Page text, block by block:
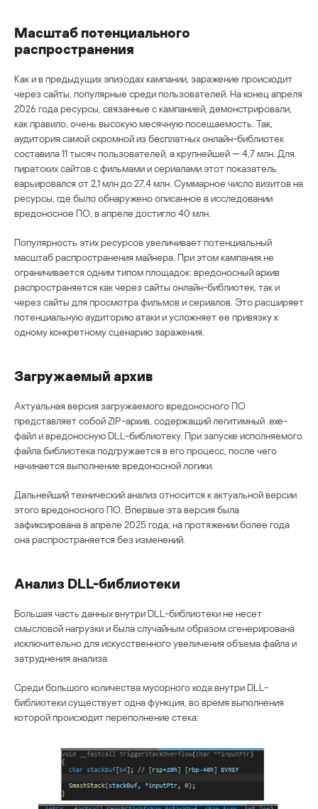
Масштаб потенциального
распространения
Как и в предыдущих эпизодах кампании, заражение происходит
через сайты, популярные среди пользователей. На конец апреля
2026 года ресурсы, связанные с кампанией, демонстрировали,
как правило, очень высокую месячную посещаемость. Так,
аудитория самой скромной из бесплатных онлайн-библиотек
составила 11 тысяч пользователей, а крупнейшей — 4,7 млн. Для
пиратских сайтов с фильмами и сериалами этот показатель
варьировался от 2,1 млн до 27,4 млн. Суммарное число визитов на
ресурсы, где было обнаружено описанное в исследовании
вредоносное ПО, в апреле достигло 40 млн.
Популярность этих ресурсов увеличивает потенциальный
масштаб распространения майнера. При этом кампания не
ограничивается одним типом площадок: вредоносный архив
распространяется как через сайты онлайн-библиотек, так и
через сайты для просмотра фильмов и сериалов. Это расширяет
потенциальную аудиторию атаки и усложняет ее привязку к
одному конкретному сценарию заражения.
Загружаемый архив
Актуальная версия загружаемого вредоносного ПО
представляет собой ZIP-архив, содержащий легитимный .exe-
файл и вредоносную DLL-библиотеку. При запуске исполняемого
файла библиотека подгружается в его процесс, после чего
начинается выполнение вредоносной логики.
Дальнейший технический анализ относится к актуальной версии
этого вредоносного ПО. Впервые эта версия была
зафиксирована в апреле 2025 года; на протяжении более года
она распространяется без изменений.
Анализ DLL-библиотеки
Большая часть данных внутри DLL-библиотеки не несет
смысловой нагрузки и была случайным образом сгенерирована
исключительно для искусственного увеличения объема файла и
затруднения анализа.
Среди большого количества мусорного кода внутри DLL-
библиотеки существует одна функция, во время выполнения
которой происходит переполнение стека: